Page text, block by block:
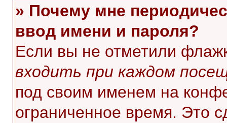
» Почему мне
ввод имени и пароля?
Если вы не отметили
входить при каждом
под своим именем на
ограниченное время. Это